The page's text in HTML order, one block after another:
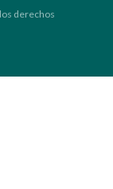
derechos